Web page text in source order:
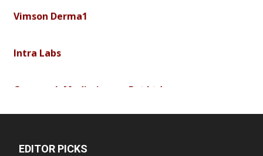
Vimson Derma1
Intra Labs
Curemark Medisciences Pvt Ltd
EDITOR PICKS